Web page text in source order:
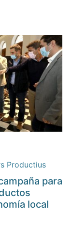
Productius
para
local